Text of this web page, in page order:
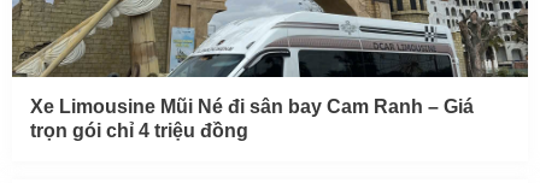
Xe Limousine Mũi Né đi sân bay Cam Ranh – Giá
trọn gói chỉ 4 triệu đồng